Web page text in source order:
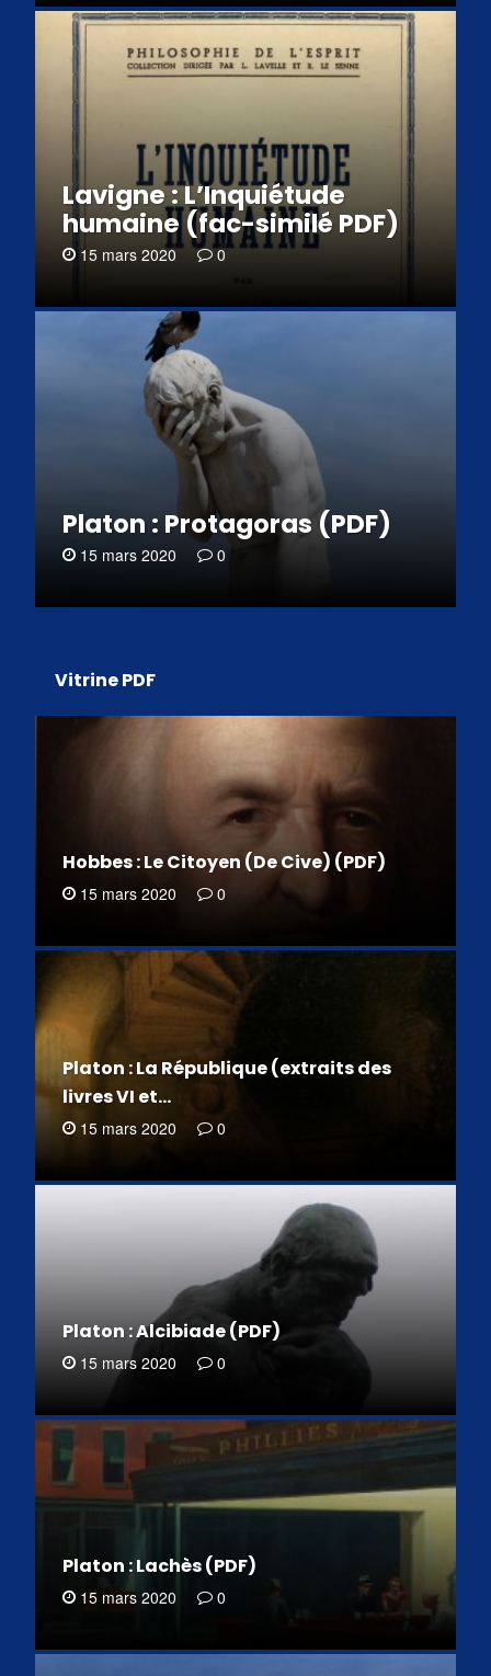
Lavigne : L’Inquiétude
humaine (fac-similé PDF)
15 mars 2020 0
Platon : Protagoras (PDF)
15 mars 2020 0
Vitrine PDF
Hobbes : Le Citoyen (De Cive) (PDF)
15 mars 2020 0
Platon : La République (extraits des
livres VI et…
15 mars 2020 0
Platon : Alcibiade (PDF)
15 mars 2020 0
Platon : Lachès (PDF)
15 mars 2020 0